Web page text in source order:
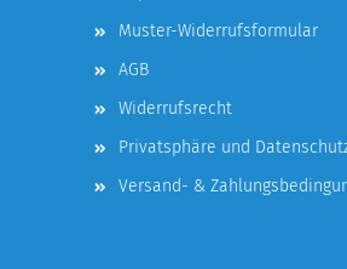
Muster-Widerrufsformular
AGB
Widerrufsrecht
Privatsphäre und
Versand- &